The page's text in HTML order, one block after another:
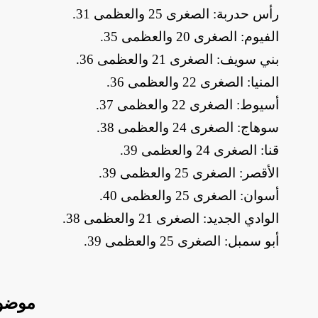
​رأس حدربة: الصغرى 25 والعظمى 31
.
​الفيوم: الصغرى 20 والعظمى 35
.
​بني سويف: الصغرى 21 والعظمى 36
.
​المنيا: الصغرى 22 والعظمى 36
.
​أسيوط: الصغرى 22 والعظمى 37
.
​سوهاج: الصغرى 24 والعظمى 38
.
​قنا: الصغرى 24 والعظمى 39
.
​الأقصر: الصغرى 25 والعظمى 39
.
​أسوان: الصغرى 25 والعظمى 40
.
​الوادي الجديد: الصغرى 21 والعظمى 38
.
​أبو سمبل: الصغرى 25 والعظمى 39
.